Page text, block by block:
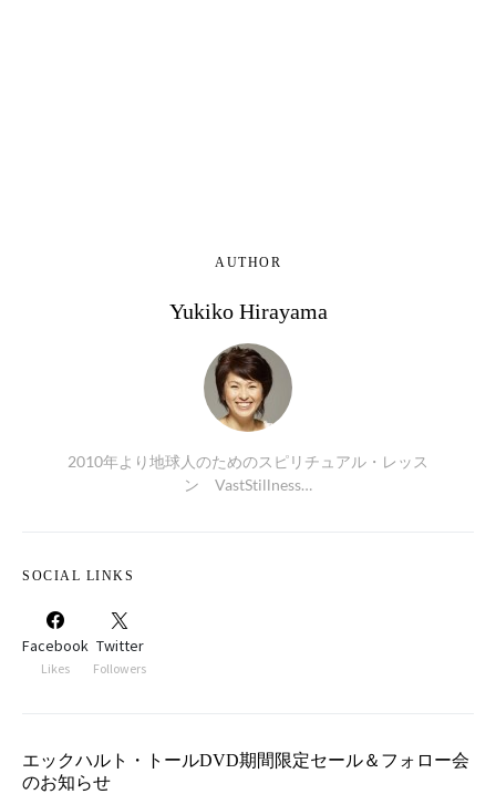
AUTHOR
Yukiko Hirayama
2010年より地球人のためのスピリチュアル・レッス
ン VastStillness…
SOCIAL LINKS
Facebook
Likes
Twitter
Followers
エックハルト・トールDVD期間限定セール＆フォロー会
のお知らせ